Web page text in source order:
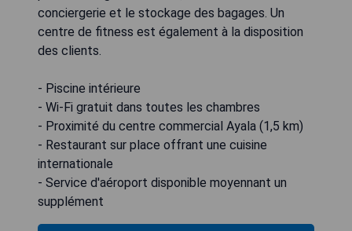
conciergerie et le stockage des bagages. Un
centre de fitness est également à la disposition
des clients.
- Piscine intérieure
- Wi-Fi gratuit dans toutes les chambres
- Proximité du centre commercial Ayala (1,5 km)
- Restaurant sur place offrant une cuisine
internationale
- Service d'aéroport disponible moyennant un
supplément